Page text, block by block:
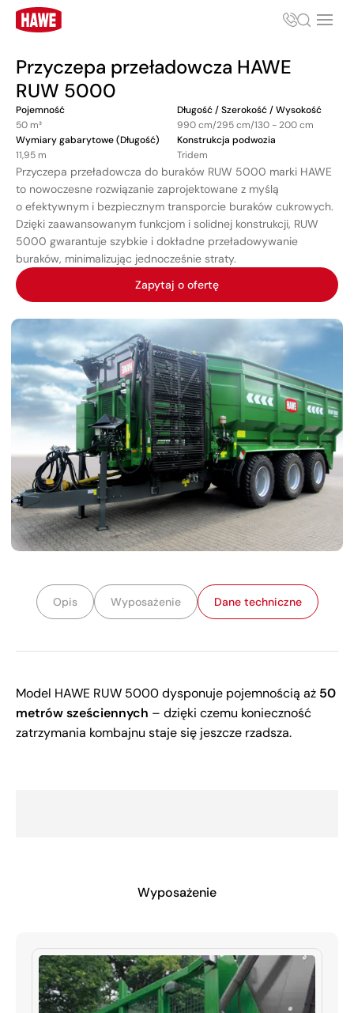
Przyczepa przeładowcza HAWE
RUW 5000
Pojemność
50 m³
Długość / Szerokość / Wysokość
990 cm/295 cm/130 - 200 cm
Wymiary gabarytowe (Długość)
11,95 m
Konstrukcja podwozia
Tridem
Przyczepa przeładowcza do buraków RUW 5000 marki HAWE
to nowoczesne rozwiązanie zaprojektowane z myślą
o efektywnym i bezpiecznym transporcie buraków cukrowych.
Dzięki zaawansowanym funkcjom i solidnej konstrukcji, RUW
5000 gwarantuje szybkie i dokładne przeładowywanie
buraków, minimalizując jednocześnie straty.
Zapytaj o ofertę
Opis Wyposażenie Dane techniczne
Model HAWE RUW 5000 dysponuje pojemnością aż 50
metrów sześciennych – dzięki czemu konieczność
zatrzymania kombajnu staje się jeszcze rzadsza.
Wyposażenie